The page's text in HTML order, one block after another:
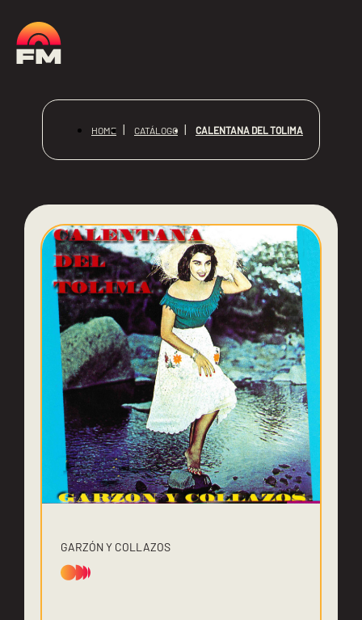
HOME CATÁLOGO CALENTANA DEL TOLIMA
GARZÓN Y COLLAZOS